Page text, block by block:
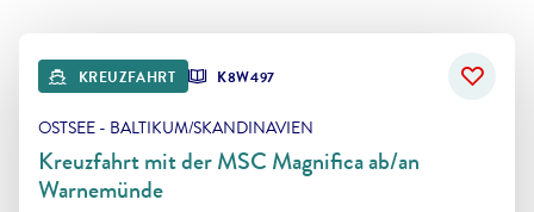
KREUZFAHRT K8W497
OSTSEE - BALTIKUM/SKANDINAVIEN
Kreuzfahrt mit der MSC Magnifica ab/an
Warnemünde